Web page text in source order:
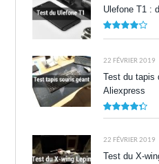
Ulefone T1 :
22 FÉVRIER 2019
Test du tapis
Aliexpress
22 FÉVRIER 2019
Test du X-